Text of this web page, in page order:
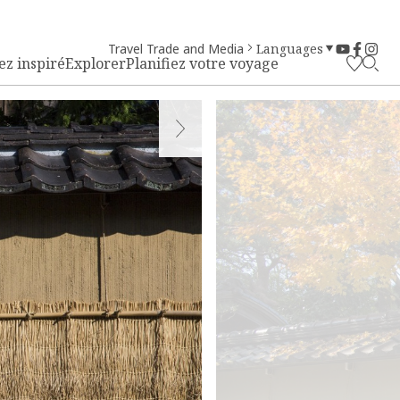
inspiréExplorerPlanifiez votre voyage
Travel Trade and Media Languages